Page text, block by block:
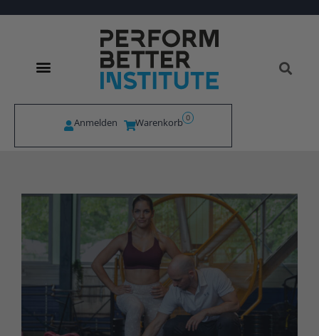
Anmelden Warenkorb 0